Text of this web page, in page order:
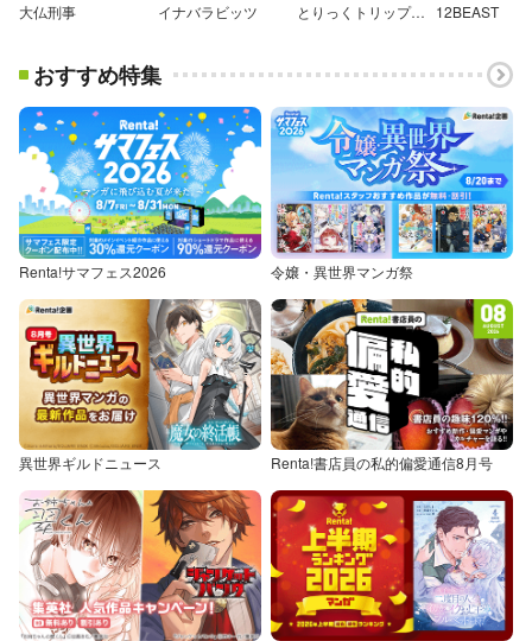
大仏刑事 イナバラビッツ とりっくトリップ★ぱらパラだいす 12BEAST
おすすめ特集
Renta!サマフェス2026 令嬢・異世界マンガ祭
異世界ギルドニュース Renta!書店員の私的偏愛通信8月号